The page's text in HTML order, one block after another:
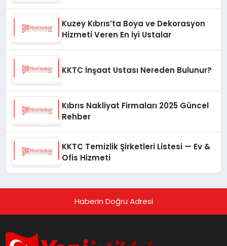
Kuzey Kıbrıs’ta Boya ve Dekorasyon
Hizmeti Veren En İyi Ustalar
KKTC İnşaat Ustası Nereden Bulunur?
Kıbrıs Nakliyat Firmaları 2025 Güncel
Rehber
KKTC Temizlik Şirketleri Listesi — Ev &
Ofis Hizmeti
Haberin Doğru Adresi